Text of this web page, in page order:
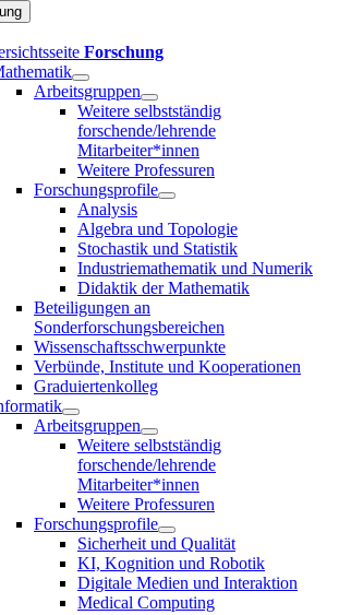
Forschung
Arbeitsgruppen
Weitere selbstständig
forschende/lehrende
Mitarbeiter*innen
Weitere Professuren
Forschungsprofile
Analysis
Algebra und Topologie
Stochastik und Statistik
Industriemathematik und Numerik
Didaktik der Mathematik
Beteiligungen an
Sonderforschungsbereichen
Wissenschaftsschwerpunkte
Verbünde, Institute und Kooperationen
Graduiertenkolleg
Arbeitsgruppen
Weitere selbstständig
forschende/lehrende
Mitarbeiter*innen
Weitere Professuren
Forschungsprofile
Sicherheit und Qualität
KI, Kognition und Robotik
Digitale Medien und Interaktion
Medical Computing